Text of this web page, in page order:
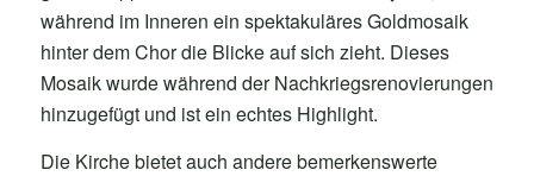
während im Inneren ein spektakuläres Goldmosaik
hinter dem Chor die Blicke auf sich zieht. Dieses
Mosaik wurde während der Nachkriegsrenovierungen
hinzugefügt und ist ein echtes Highlight.
Die Kirche bietet auch andere bemerkenswerte